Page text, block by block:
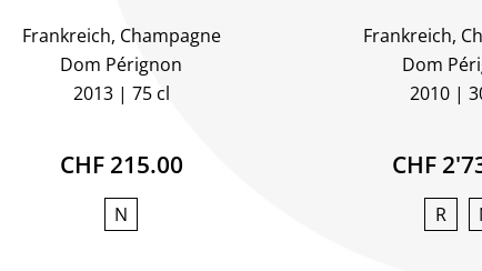
Frankreich, Champagne
Dom Pérignon
2013
75 cl
CHF 215.00
N
Frankreich,
Dom
2010
CHF
R